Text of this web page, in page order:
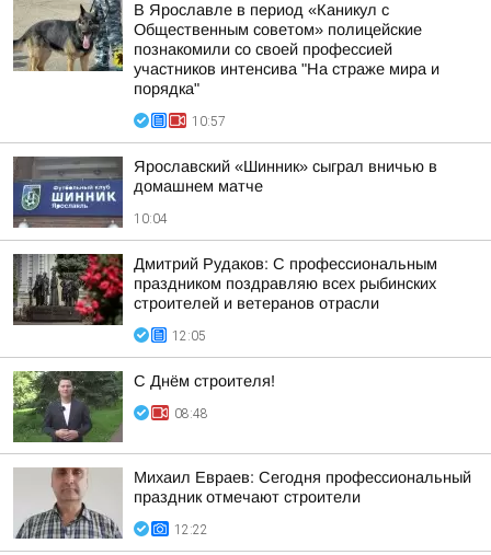
В Ярославле в период «Каникул с
Общественным советом» полицейские
познакомили со своей профессией
участников интенсива "На страже мира и
порядка"
10:57
Ярославский «Шинник» сыграл вничью в
домашнем матче
10:04
Дмитрий Рудаков: С профессиональным
праздником поздравляю всех рыбинских
строителей и ветеранов отрасли
12:05
С Днём строителя!
08:48
Михаил Евраев: Сегодня профессиональный
праздник отмечают строители
12:22